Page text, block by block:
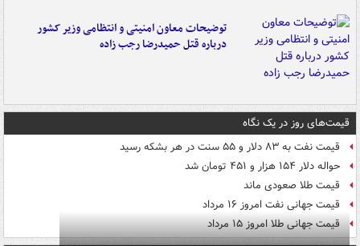
توضیحات معاون امنیتی و انتظامی وزیر کشور
درباره قتل حمیدرضا رجب زاده
قیمت‌های روز در یک نگاه
قیمت نفت به ۸۳ دلار و ۵۵ سنت در هر بشکه رسید
حواله دلار ۱۵۴ هزار و ۴۵۱ تومان شد
قیمت طلا صعودی ماند
قیمت جهانی نفت امروز ۱۶ مرداد
قیمت جهانی طلا امروز ۱۵ مرداد